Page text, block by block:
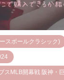
スボールクラシック)
スMLB開幕戦 阪神・